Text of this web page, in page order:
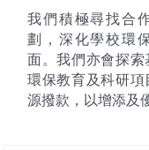
我們積極尋找合
劃，深化學校環
面。我們亦會探
環保教育及科研
源撥款，以增添及